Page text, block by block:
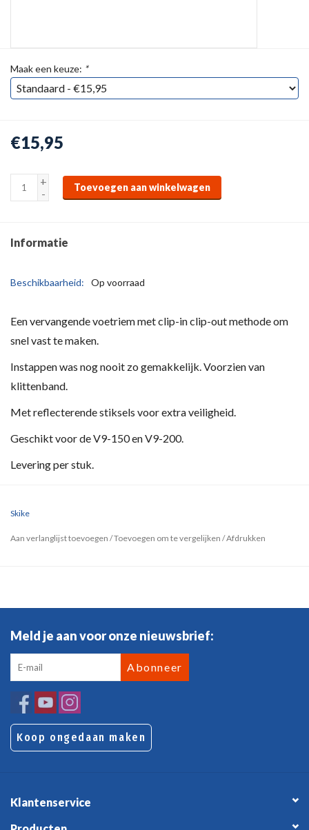
Maak een keuze: *
€15,95
+
-
Toevoegen aan winkelwagen
Informatie
Beschikbaarheid: Op voorraad
Een vervangende voetriem met clip-in clip-out methode om
snel vast te maken.
Instappen was nog nooit zo gemakkelijk. Voorzien van
klittenband.
Met reflecterende stiksels voor extra veiligheid.
Geschikt voor de V9-150 en V9-200.
Levering per stuk.
Skike
Aan verlanglijst toevoegen /Toevoegen om te vergelijken /Afdrukken
Meld je aan voor onze nieuwsbrief:
Abonneer
Koop ongedaan maken
Klantenservice